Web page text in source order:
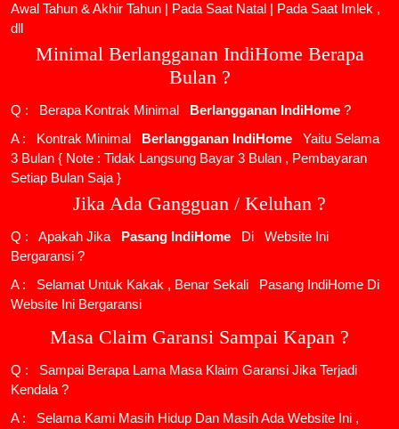
Awal Tahun & Akhir Tahun | Pada Saat Natal | Pada Saat Imlek ,
dll
Minimal Berlangganan IndiHome Berapa
Bulan ?
Q : Berapa Kontrak Minimal Berlangganan IndiHome ?
A : Kontrak Minimal
Berlangganan IndiHome
Yaitu Selama
3 Bulan { Note : Tidak Langsung Bayar 3 Bulan , Pembayaran
Setiap Bulan Saja }
Jika Ada Gangguan / Keluhan ?
Q : Apakah Jika Pasang IndiHome Di
Website Ini
Bergaransi ?
A : Selamat Untuk Kakak , Benar Sekali
Pasang IndiHome Di
Website Ini Bergaransi
Masa Claim Garansi Sampai Kapan ?
Q : Sampai Berapa Lama Masa Klaim Garansi Jika Terjadi
Kendala ?
A : Selama Kami Masih Hidup Dan Masih Ada Website Ini ,